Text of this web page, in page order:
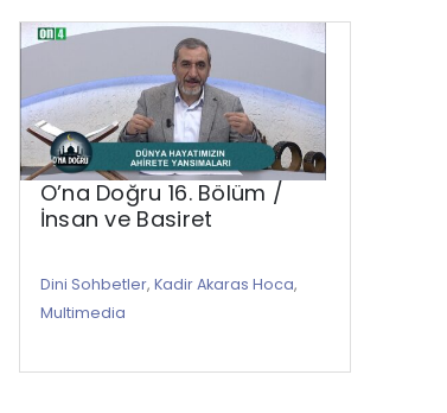
O’na Doğru 16. Bölüm /
İnsan ve Basiret
Dini Sohbetler, Kadir Akaras Hoca,
Multimedia